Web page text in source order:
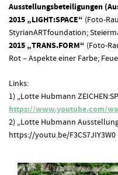
Ausstellungsbeteiligungen
2015 „LIGHT:SPACE“ (Foto-
StyrianARTfoundation;
2015 „TRANS.FORM“ (Foto-
Rot – Aspekte einer Farbe;
Links:
1) „Lotte Hubmann
https://www.youtube.com/
2) „Lotte Hubmann Ausstellung
https://youtu.be/F3CS7JIY3W0